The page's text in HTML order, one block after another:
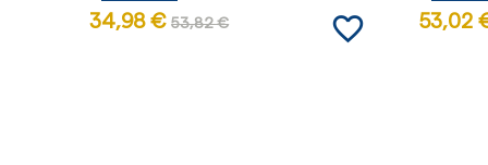
34,98 € 53,82 € favorite_border 53,02